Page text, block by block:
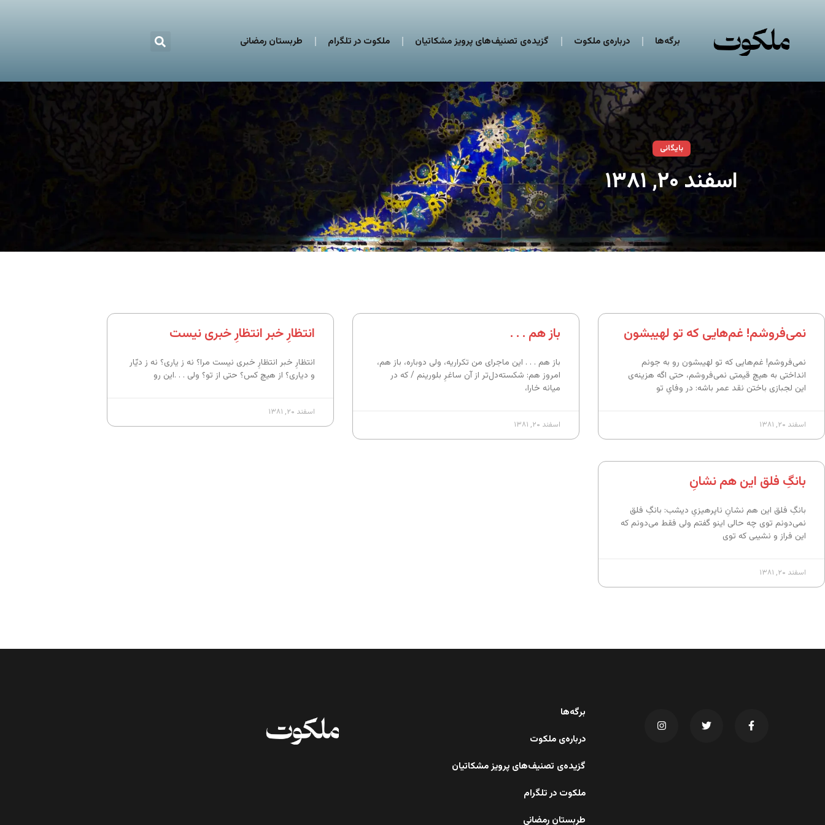
برگه‌ها درباره‌ی ملکوت گزیده‌ی تصنیف‌های پرویز مشکاتیان ملکوت در تلگرام طربستان رمضانی
بایگانی
اسفند ۲۰, ۱۳۸۱
نمی‌فروشم! غم‌هایی که تو لهیبشون
نمی‌فروشم! غم‌هایی که تو لهیبشون رو به جونم
انداختی به هیچ قیمتی نمی‌فروشم، حتی اگه هزینه‌ی
این لجبازی باختن نقد عمر باشه: در وفایِ تو
اسفند ۲۰, ۱۳۸۱
باز هم . . .
باز هم . . . این ماجرای من تکراریه، ولی دوباره، باز هم،
امروز هم: شکسته‌دل‌تر از آن ساغرِ بلورینم / که در
میانه خارا،
اسفند ۲۰, ۱۳۸۱
انتظارِ خبر انتظارِ خبری نیست
انتظارِ خبر انتظارِ خبری نیست مرا؟ نه ز یاری؟ نه ز دیّار
و دیاری؟ از هیچ کس؟ حتی از تو؟ ولی . . .این رو
اسفند ۲۰, ۱۳۸۱
بانگِ فلق این هم نشانِ
بانگِ فلق این هم نشانِ ناپرهیزیِ دیشب: بانگِ فلق
نمی‌دونم توی چه حالی اینو گفتم ولی فقط می‌دونم که
این فراز و نشیبی که توی
اسفند ۲۰, ۱۳۸۱
برگه‌ها
درباره‌ی ملکوت
گزیده‌ی تصنیف‌های پرویز مشکاتیان
ملکوت در تلگرام
طربستان رمضانی